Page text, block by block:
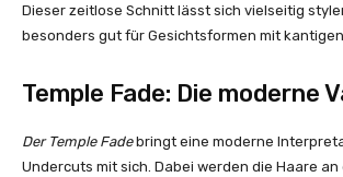
Dieser zeitlose Schnitt lässt sich vielseitig
besonders gut für Gesichtsformen mit
Temple Fade: Die moderne
Der Temple Fadebringt eine moderne
Undercuts mit sich. Dabei werden die Haare an